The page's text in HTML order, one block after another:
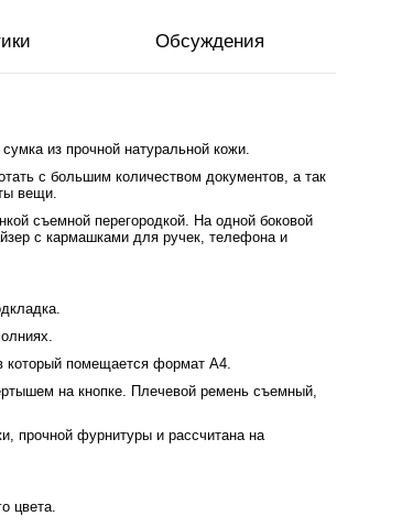
Обсуждения
из прочной натуральной кожи.
с большим количеством документов, а так
вещи.
съемной перегородкой. На одной боковой
с кармашками для ручек, телефона и
который помещается формат А4.
на кнопке. Плечевой ремень съемный,
прочной фурнитуры и рассчитана на
цвета.